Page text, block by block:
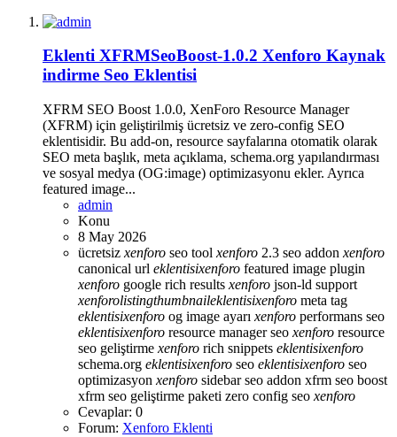
Eklenti XFRMSeoBoost-1.0.2 Xenforo Kaynak
indirme Seo Eklentisi
XFRM SEO Boost 1.0.0, XenForo Resource Manager
(XFRM) için geliştirilmiş ücretsiz ve zero-config SEO
eklentisidir. Bu add-on, resource sayfalarına otomatik olarak
SEO meta başlık, meta açıklama, schema.org yapılandırması
ve sosyal medya (OG:image) optimizasyonu ekler. Ayrıca
featured image...
admin
Konu
8 May 2026
ücretsiz xenforo seo tool xenforo 2.3 seo addon xenforo
canonical url eklentisixenforo featured image plugin
xenforo google rich results xenforo json-ld support
xenforolistingthumbnaileklentisixenforo meta tag
eklentisixenforo og image ayarı xenforo performans seo
eklentisixenforo resource manager seo xenforo resource
seo geliştirme xenforo rich snippets eklentisixenforo
schema.org eklentisixenforo seo eklentisixenforo seo
optimizasyon xenforo sidebar seo addon xfrm seo boost
xfrm seo geliştirme paketi zero config seo xenforo
Cevaplar: 0
Forum: Xenforo Eklenti